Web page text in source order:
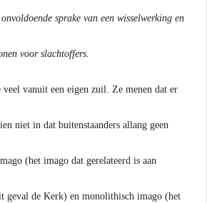
sprake van een wisselwerking en
voor slachtoffers.
vanuit een eigen zuil. Ze menen dat er
niet in dat buitenstaanders allang geen
(het imago dat gerelateerd is aan
geval de Kerk) en monolithisch imago (het